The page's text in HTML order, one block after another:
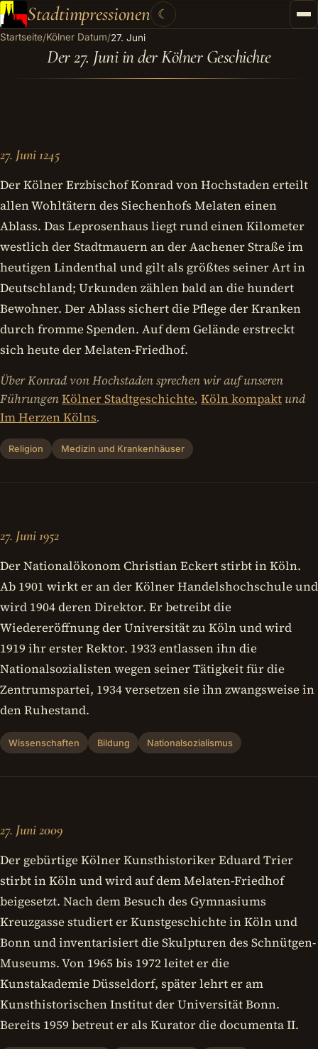
Stadtimpressionen
Startseite
Stadtführungen
Kontakt
Kategorien▾
☾
Startseite/Kölner Datum/27. Juni
Der 27. Juni in der Kölner Geschichte
27. Juni 1245
Der Kölner Erzbischof Konrad von Hochstaden erteilt
allen Wohltätern des Siechenhofs Melaten einen
Ablass. Das Leprosenhaus liegt rund einen Kilometer
westlich der Stadtmauern an der Aachener Straße im
heutigen Lindenthal und gilt als größtes seiner Art in
Deutschland; Urkunden zählen bald an die hundert
Bewohner. Der Ablass sichert die Pflege der Kranken
durch fromme Spenden. Auf dem Gelände erstreckt
sich heute der Melaten-Friedhof.
Über Konrad von Hochstaden sprechen wir auf unseren
FührungenKölner Stadtgeschichte, Köln kompakt und
Im Herzen Kölns.
Religion Medizin und Krankenhäuser
27. Juni 1952
Der Nationalökonom Christian Eckert stirbt in Köln.
Ab 1901 wirkt er an der Kölner Handelshochschule und
wird 1904 deren Direktor. Er betreibt die
Wiedereröffnung der Universität zu Köln und wird
1919 ihr erster Rektor. 1933 entlassen ihn die
Nationalsozialisten wegen seiner Tätigkeit für die
Zentrumspartei, 1934 versetzen sie ihn zwangsweise in
den Ruhestand.
Wissenschaften Bildung Nationalsozialismus
27. Juni 2009
Der gebürtige Kölner Kunsthistoriker Eduard Trier
stirbt in Köln und wird auf dem Melaten-Friedhof
beigesetzt. Nach dem Besuch des Gymnasiums
Kreuzgasse studiert er Kunstgeschichte in Köln und
Bonn und inventarisiert die Skulpturen des Schnütgen-
Museums. Von 1965 bis 1972 leitet er die
Kunstakademie Düsseldorf, später lehrt er am
Kunsthistorischen Institut der Universität Bonn.
Bereits 1959 betreut er als Kurator die documenta II.